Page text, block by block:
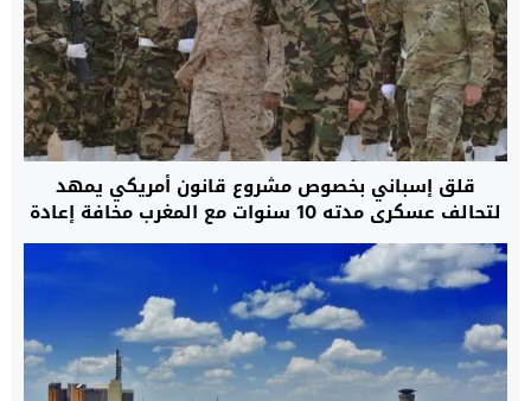
قلق إسباني بخصوص مشروع قانون أمريكي يمهد
لتحالف عسكري مدته 10 سنوات مع المغرب مخافة إعادة
رسم موازين القوة بمنطقة غرب المتوسط